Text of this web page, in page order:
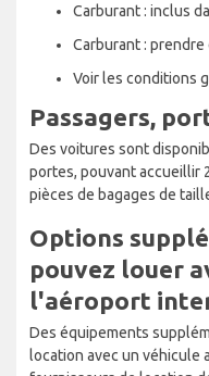
Carburant : inclus
Carburant :
Voir les conditions
Passagers,
Des voitures sont
portes, pouvant accueillir
pièces de bagages de
Options
pouvez louer
l'aéroport
Des équipements
location avec un véhicule